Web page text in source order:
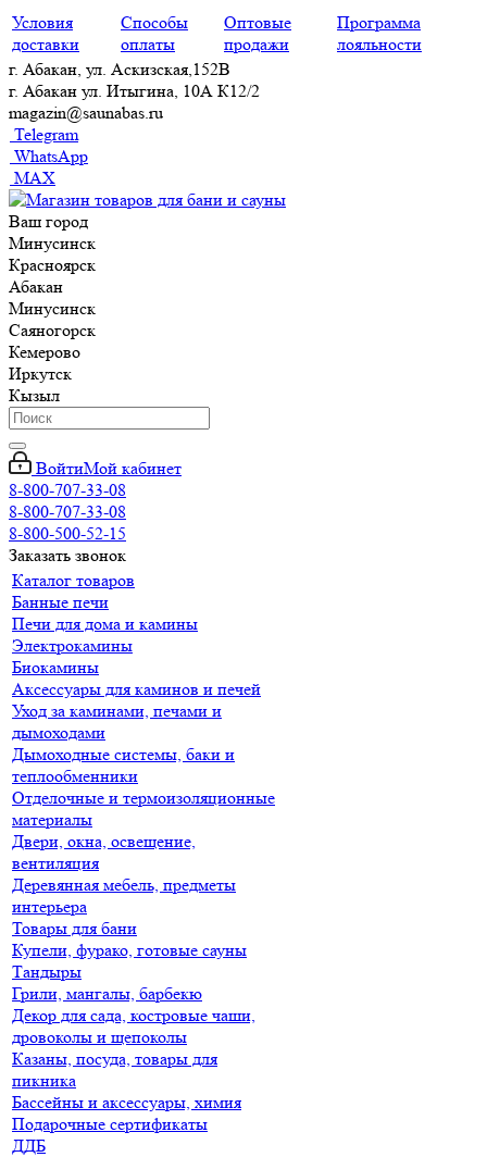
Условия
доставки
Способы
оплаты
Оптовые
продажи
Программа
лояльности
г. Абакан, ул. Аскизская,152В
г. Абакан ул. Итыгина, 10А К12/2
magazin@saunabas.ru
Telegram
WhatsApp
MAX
Ваш город
Минусинск
Красноярск
Абакан
Минусинск
Саяногорск
Кемерово
Иркутск
Кызыл
ВойтиМой кабинет
8-800-707-33-08
8-800-707-33-08
8-800-500-52-15
Заказать звонок
Каталог товаров
Банные печи
Печи для дома и камины
Электрокамины
Биокамины
Аксессуары для каминов и печей
Уход за каминами, печами и
дымоходами
Дымоходные системы, баки и
теплообменники
Отделочные и термоизоляционные
материалы
Двери, окна, освещение,
вентиляция
Деревянная мебель, предметы
интерьера
Товары для бани
Купели, фурако, готовые сауны
Тандыры
Грили, мангалы, барбекю
Декор для сада, костровые чаши,
дровоколы и щепоколы
Казаны, посуда, товары для
пикника
Бассейны и аксессуары, химия
Подарочные сертификаты
ДДБ